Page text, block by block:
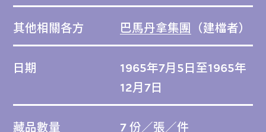
其他相關各方 巴馬丹拿集團 （建檔者）
日期
1965年7月5日至1965年
12月7日
藏品數量 7 份／張／件